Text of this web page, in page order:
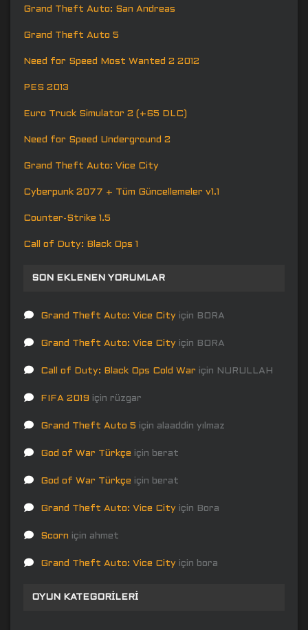
Grand Theft Auto: San Andreas
Grand Theft Auto 5
Need for Speed Most Wanted 2 2012
PES 2013
Euro Truck Simulator 2 (+65 DLC)
Need for Speed Underground 2
Grand Theft Auto: Vice City
Cyberpunk 2077 + Tüm Güncellemeler v1.1
Counter-Strike 1.5
Call of Duty: Black Ops 1
SON EKLENEN YORUMLAR
Grand Theft Auto: Vice City için BORA
Grand Theft Auto: Vice City için BORA
Call of Duty: Black Ops Cold War için NURULLAH
FIFA 2019 için rüzgar
Grand Theft Auto 5 için alaaddin yılmaz
God of War Türkçe için berat
God of War Türkçe için berat
Grand Theft Auto: Vice City için Bora
Scorn için ahmet
Grand Theft Auto: Vice City için bora
OYUN KATEGORILERI